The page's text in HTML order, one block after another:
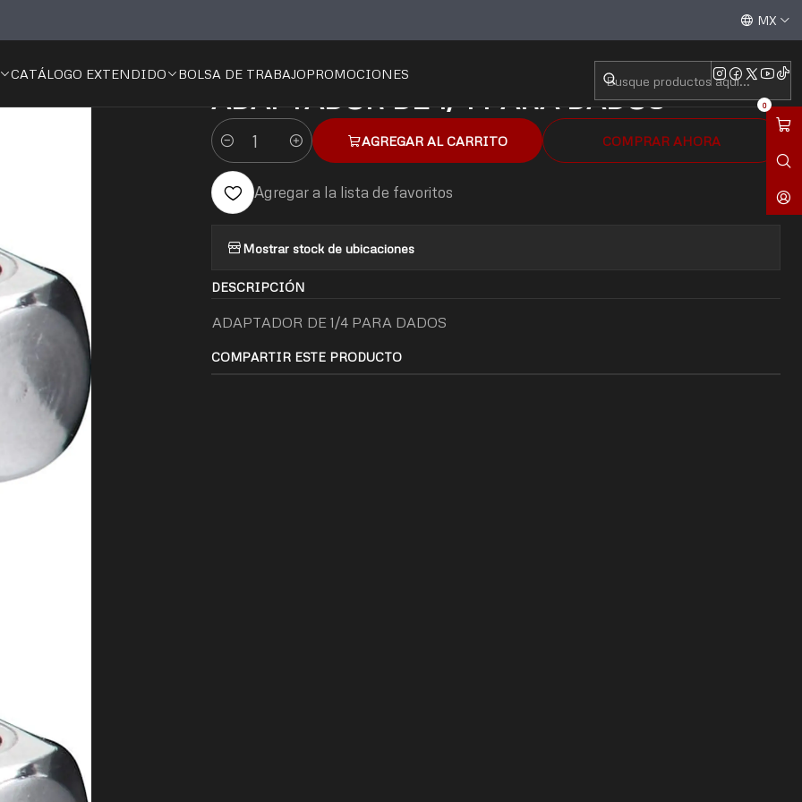
CATÁLOGO EXTENDIDO BOLSA DE TRABAJOPROMOCIONES
0
Aceptamos todas las tarjetas de crédito / débito y
MX
|
ADAPTADOR DE 1/4 PARA DADOS
Cantidad
AGREGAR AL CARRITO COMPRAR AHORA
Agregar a la lista de favoritos
Mostrar stock de ubicaciones
DESCRIPCIÓN
ADAPTADOR DE 1/4 PARA DADOS
COMPARTIR ESTE PRODUCTO